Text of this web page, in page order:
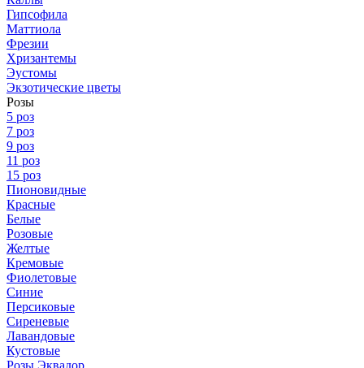
Гипсофила
Маттиола
Фрезии
Хризантемы
Эустомы
Экзотические цветы
Розы
5 роз
7 роз
9 роз
11 роз
15 роз
Пионовидные
Красные
Белые
Розовые
Желтые
Кремовые
Фиолетовые
Синие
Персиковые
Сиреневые
Лавандовые
Кустовые
Розы Эквадор